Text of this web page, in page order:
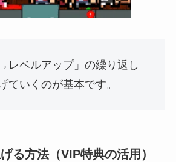
レベルアップ」の繰り返し
ていくのが基本です。
る方法（VIP特典の活用）